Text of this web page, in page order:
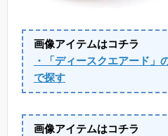
画像アイテムはコチラ
・「ディースクエアード」
で探す
画像アイテムはコチラ